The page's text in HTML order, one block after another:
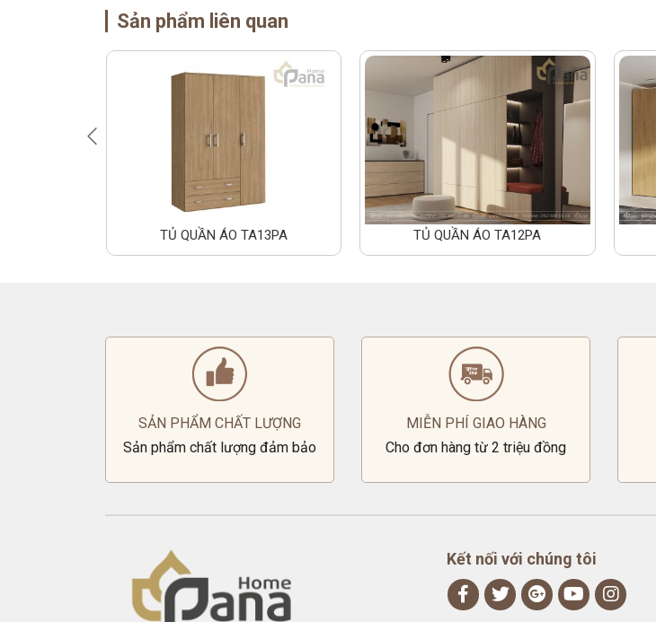
Sản phẩm liên quan
TỦ QUẦN ÁO TA13PA TỦ QUẦN ÁO TA12PA
SẢN PHẨM CHẤT LƯỢNG
Sản phẩm chất lượng đảm bảo
MIỄN PHÍ GIAO HÀNG
Cho đơn hàng từ 2 triệu đồng
Kết nối với chúng tôi